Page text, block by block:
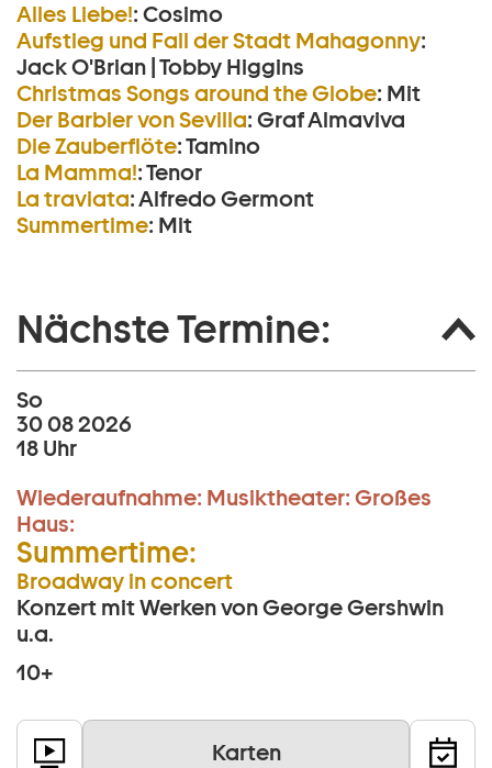
Alles Liebe!: Cosimo
Aufstieg und Fall der Stadt Mahagonny:
Jack O'Brian | Tobby Higgins
Christmas Songs around the Globe: Mit
Der Barbier von Sevilla: Graf Almaviva
Die Zauberflöte:Tamino
La Mamma!:Tenor
La traviata:Alfredo Germont
Summertime: Mit
Nächste Termine:
So
30 08 2026
18 Uhr
Wiederaufnahme: Musiktheater: Großes
Haus:
Summertime:
Broadway in concert
Konzert mit Werken von George Gershwin
u.a.
10+
Karten